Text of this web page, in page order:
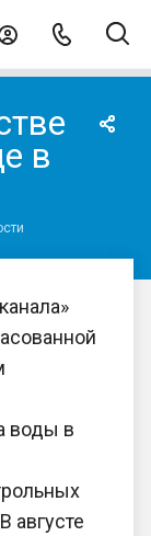
в
воды в
августе